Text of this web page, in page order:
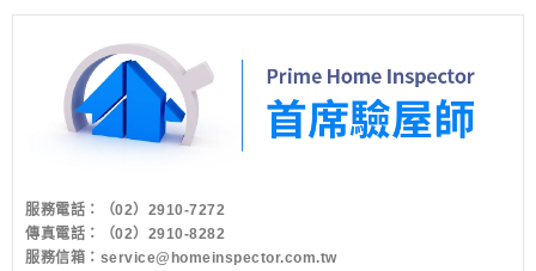
服務電話：
（02）2910-7272
傳真電話：（02）2910-8282
服務信箱： service@homeinspector.com.tw